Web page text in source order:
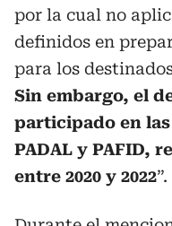
por la cual no
definidos en
para los
Sin embargo, el
participado en
PADAL y PAFID,
entre 2020 y 2022”.